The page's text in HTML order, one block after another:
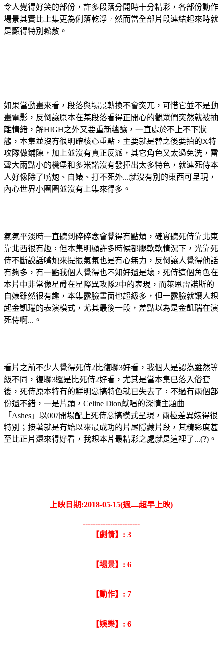
令人覺得好笑的部份，許多段落分開時十分精彩，各部份動作
場景其實比上集更為俐落乾淨，然而當全部片段連結起來時就
是顯得特別鬆散。
如果當動畫來看，段落與場景轉換不會突兀，可惜它並不是動
畫電影，反倒讓原本在某段落看得正開心的觀眾們突然就被抽
離情緒，解HIGH之外又要重新蘊釀，一直處於不上不下狀
態，本集並沒有很明確核心重點，主要就是替之後要拍的X特
攻隊做鋪陳，加上並沒有真正反派，其它角色又太過免洗，雷
聲大雨點小的機堡和多米諾沒有發揮出太多特色，就連死侍本
人好像除了嘴炮、自婊、打不死外...就沒有別的東西可呈現，
內心世界小圈圈並沒有上集來得多。
氣氛平淡時一直聽到碎碎念會覺得有點煩，確實聽死侍靠北東
靠北西很有趣，但本集明顯許多時候都腿軟軟情況下，光靠死
侍不斷說話嘴炮來提振氣氛也是有心無力，反倒讓人覺得他話
有夠多，有一點我個人覺得也不知好還是壞，死侍這個角色在
本片中非常像星爵在星際異攻隊2中的表現，而萊恩雷諾斯的
自婊雖然很有趣，本集露臉畫面也超級多，但一露臉就讓人想
起金凱瑞的表演模式，尤其最後一段，差點以為是金凱瑞在演
死侍啊...。
看片之前不少人覺得死侍2比復聯3好看，我個人是認為雖然等
級不同，復聯3還是比死侍2好看，尤其是當本集已落入俗套
後，死侍原本特有的鮮明惡搞特色就已失去了，不過有兩個部
份還不錯，一是片頭，Celine Dion獻唱的深情主題曲
「Ashes」以007開場配上死侍惡搞模式呈現，兩極差異婊得很
特別；接著就是有始以來最成功的片尾隱藏片段，其精彩度甚
至比正片還來得好看，我想本片最精彩之處就是這裡了...(?)。
上映日期:2018-05-15(週二超早上映)
-----------------------
【劇情】: 3
【場景】: 6
【動作】: 7
【娛樂】: 6